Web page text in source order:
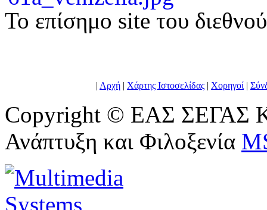
To επίσημο site του
| Αρχή | Χάρτης Ιστοσελίδας | Χορηγοί |
Copyright © ΕΑΣ ΣΕΓΑΣ
Ανάπτυξη και Φιλοξενία